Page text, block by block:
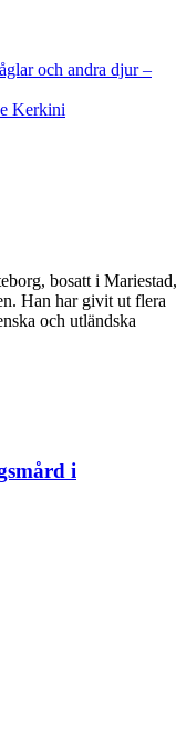
och andra djur –
Kerkini
bosatt i Mariestad,
Han har givit ut flera
och utländska
i